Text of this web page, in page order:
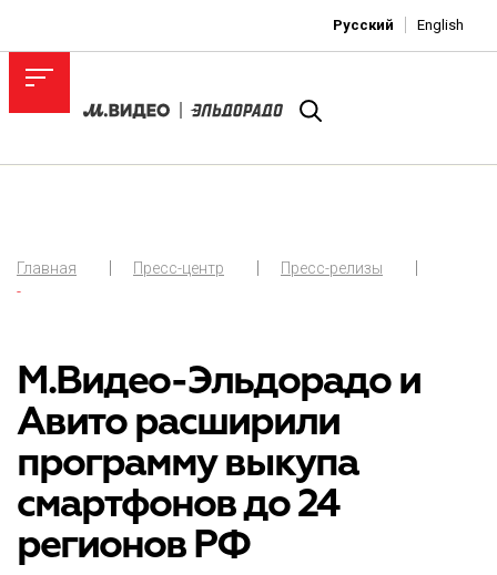
Русский English
Главная Пресс-центр
Пресс-релизы
-
М.Видео-Эльдорадо и
Авито расширили
программу выкупа
смартфонов до 24
регионов РФ